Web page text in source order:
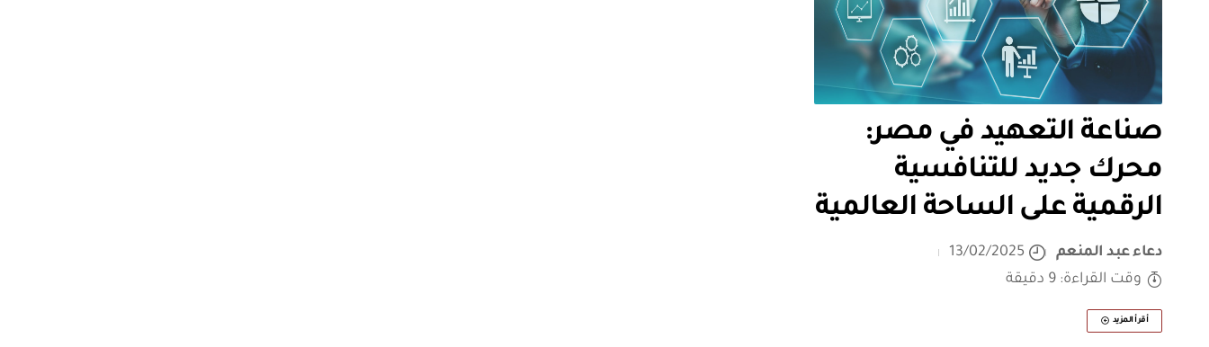
صناعة التعهيد في مصر:
محرك جديد للتنافسية
الرقمية على الساحة العالمية
دعاء عبد المنعم
13/02/2025
وقت القراءة: 9 دقيقة
أقرأ المزيد